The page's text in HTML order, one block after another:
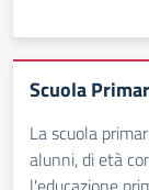
Scuola
La scuola
alunni, di età